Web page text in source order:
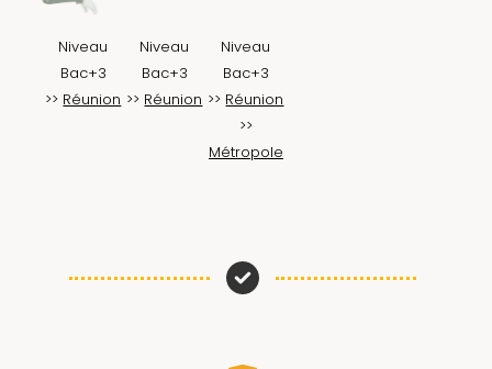
Niveau
Bac+3
>> Réunion
Niveau
Bac+3
>> Réunion
Niveau
Bac+3
>> Réunion
>>
Métropole